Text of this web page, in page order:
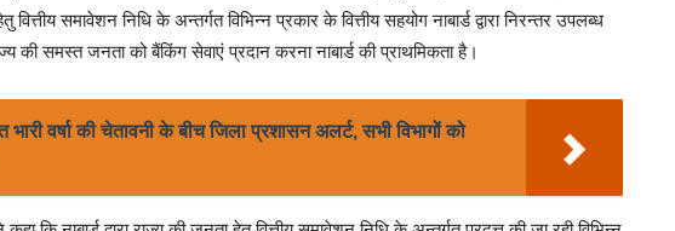
समावेशन निधि के अन्तर्गत विभिन्न प्रकार के वित्तीय सहयोग नाबार्ड द्वारा निरन्तर उपलब्ध
की समस्त जनता को बैंकिंग सेवाएं प्रदान करना नाबार्ड की प्राथमिकता है।
भारी वर्षा की चेतावनी के बीच जिला प्रशासन अलर्ट, सभी विभागों को